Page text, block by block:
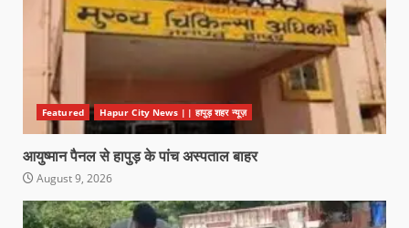
Featured Hapur City News || हापुड़ शहर न्यूज़
आयुष्मान पैनल से हापुड़ के पांच अस्पताल बाहर
August 9, 2026